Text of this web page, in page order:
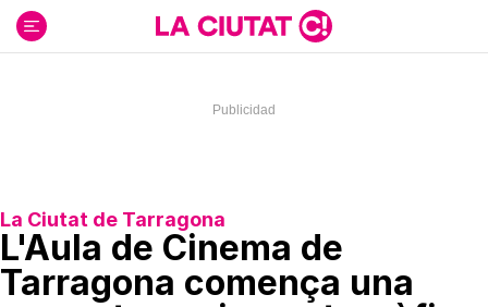
contenido
La Ciutat de Tarragona
L'Aula de Cinema de
Tarragona comença una